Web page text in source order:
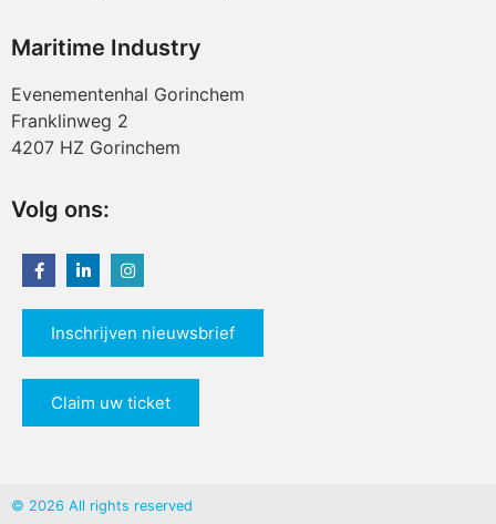
Maritime Industry
Evenementenhal Gorinchem
Franklinweg 2
4207 HZ Gorinchem
Volg ons:
Inschrijven nieuwsbrief
Claim uw ticket
© 2026 All rights reserved